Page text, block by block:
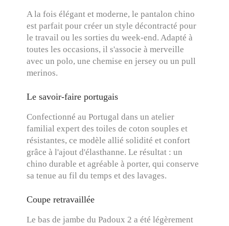
A la fois élégant et moderne, le pantalon chino
est parfait pour créer un style décontracté pour
le travail ou les sorties du week-end. Adapté à
toutes les occasions, il s'associe à merveille
avec un polo, une chemise en jersey ou un pull
merinos.
Le savoir-faire portugais
Confectionné au Portugal dans un atelier
familial expert des toiles de coton souples et
résistantes, ce modèle allié solidité et confort
grâce à l'ajout d'élasthanne. Le résultat : un
chino durable et agréable à porter, qui conserve
sa tenue au fil du temps et des lavages.
Coupe retravaillée
Le bas de jambe du Padoux 2 a été légèrement